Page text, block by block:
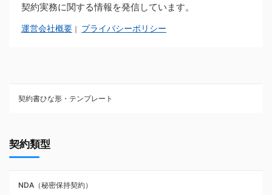
契約実務に関する情報を発信しています。
運営会社概要 ｜ プライバシーポリシー
契約書ひな形・テンプレート
NDA（秘密保持契約）
業務委託契約
契約類型
NDA（秘密保持契約）